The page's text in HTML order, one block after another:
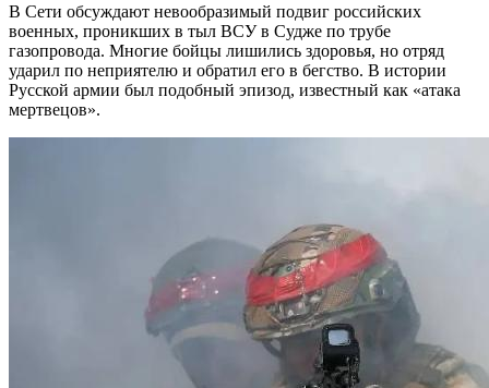
В Сети обсуждают невообразимый подвиг российских
военных, проникших в тыл ВСУ в Судже по трубе
газопровода. Многие бойцы лишились здоровья, но отряд
ударил по неприятелю и обратил его в бегство. В истории
Русской армии был подобный эпизод, известный как «атака
мертвецов».